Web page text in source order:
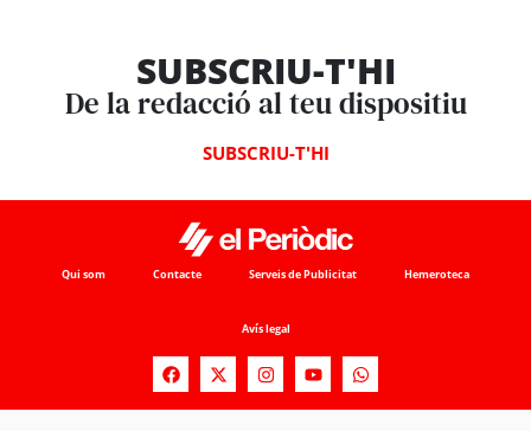
SUBSCRIU-T'HI
De la redacció al teu dispositiu
SUBSCRIU-T'HI
Qui som Contacte Serveis de Publicitat Hemeroteca
Avís legal